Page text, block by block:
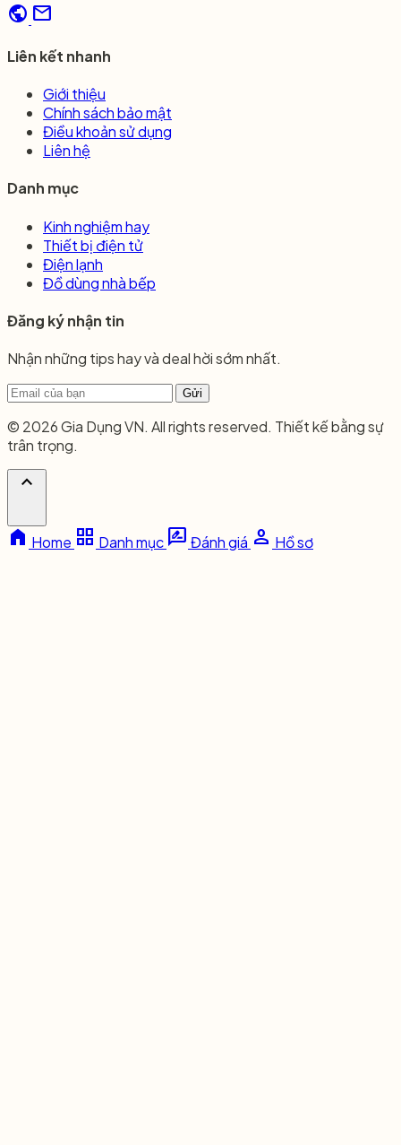
public mail
Liên kết nhanh
Giới thiệu
Chính sách bảo mật
Điều khoản sử dụng
Liên hệ
Danh mục
Kinh nghiệm hay
Thiết bị điện tử
Điện lạnh
Đồ dùng nhà bếp
Đăng ký nhận tin
Nhận những tips hay và deal hời sớm nhất.
Gửi
© 2026 Gia Dụng VN. All rights reserved. Thiết kế bằng sự
trân trọng.
expand_less
home Home grid_view Danh mục rate_review Đánh giá person Hồ sơ